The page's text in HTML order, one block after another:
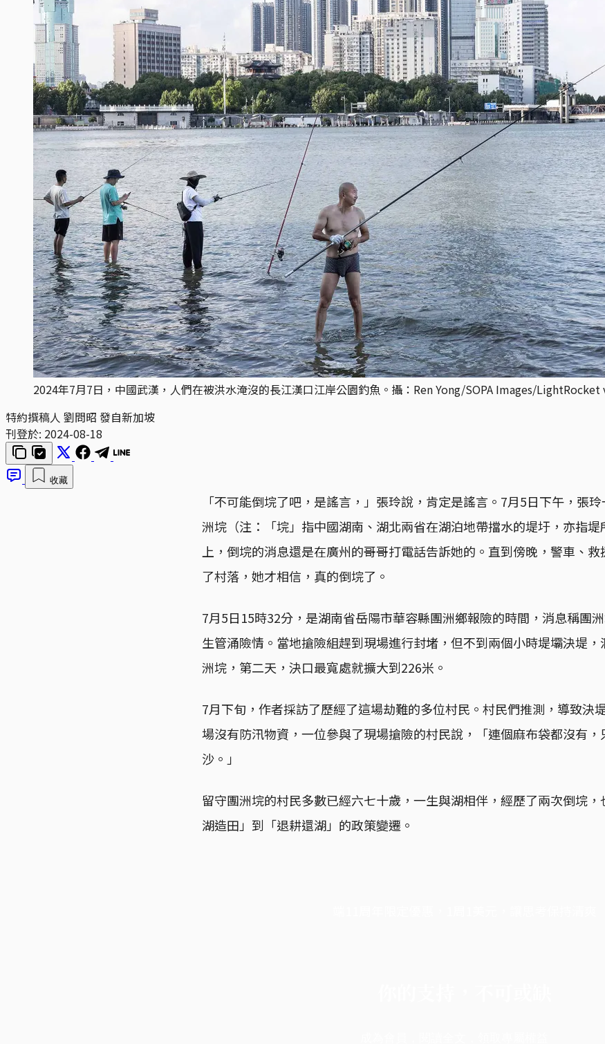
2024年7月7日，中國武漢，人們在被洪水淹沒的長江漢口江岸公園釣魚。攝：Ren Yong/SOPA Images/
特約撰稿人 劉問昭 發自新加坡
刊登於: 2024-08-18
收藏
「不可能倒垸了吧，是謠言，」張玲說，肯定是謠言。7月5日下午，張
洲垸（注：「垸」指中國湖南、湖北兩省在湖泊地帶擋水的堤圩，亦指
上，倒垸的消息還是在廣州的哥哥打電話告訴她的。直到傍晚，警車、
了村落，她才相信，真的倒垸了。
7月5日15時32分，是湖南省岳陽市華容縣團洲鄉報險的時間，消息稱團
生管涌險情。當地搶險組趕到現場進行封堵，但不到兩個小時堤壩決堤
洲垸，第二天，決口最寬處就擴大到226米。
7月下旬，作者採訪了歷經了這場劫難的多位村民。村民們推測，導致決
場沒有防汛物資，一位參與了現場搶險的村民說，「連個麻布袋都沒有
沙。」
留守團洲垸的村民多數已經六七十歲，一生與湖相伴，經歷了兩次倒垸
湖造田」到「退耕還湖」的政策變遷。